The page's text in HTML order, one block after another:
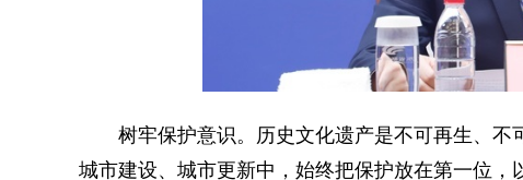
树牢保护意识。历史文化遗产是不可再生、不
城市建设、城市更新中，始终把保护放在第一位